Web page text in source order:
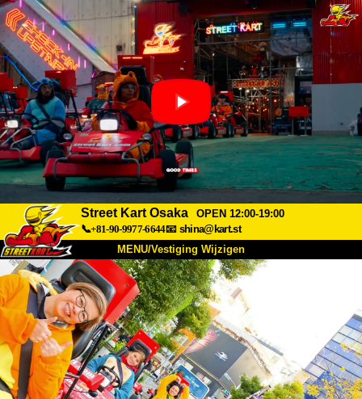
Street Kart Osaka
OPEN 12:00-19:00
📞+81-90-9977-6644📧 shina@kart.st
MENU/Vestiging Wijzigen
TOP
Over Ons Specificaties
Bereikbaarheid Reviews Veelgestelde Vragen
Bedrijf Reserveren
Vestiging Wijzigen